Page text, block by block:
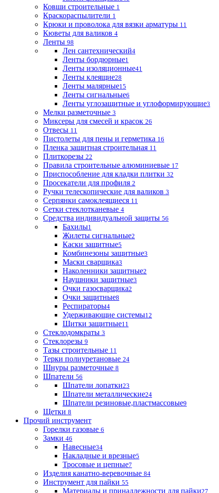
Ковши строительные 1
Краскораспылители 1
Крюки и проволока для вязки арматуры 11
Кюветы для валиков 4
Ленты 98
Лен сантехнический4
Ленты бордюрные1
Ленты изоляционные41
Ленты клеящие28
Ленты малярные15
Ленты сигнальные6
Ленты углозащитные и углоформирующие3
Мелки разметочные 3
Миксеры для смесей и красок 26
Отвесы 11
Пистолеты для пены и герметика 16
Пленка защитная строительная 11
Плиткорезы 22
Правила строительные алюминиевые 17
Приспособление для кладки плитки 32
Просекатели для профиля 2
Ручки телескопические для валиков 3
Серпянки самоклеящиеся 11
Сетки стеклотканевые 4
Средства индивидуальной защиты 56
Бахилы1
Жилеты сигнальные2
Каски защитные5
Комбинезоны защитные3
Маски сварщика3
Наколенники защитные2
Наушники защитные3
Очки газосварщика2
Очки защитные8
Респираторы4
Удерживающие системы12
Щитки защитные11
Стеклодомкраты 3
Стеклорезы 9
Тазы строительные 11
Терки полиуретановые 24
Шнуры разметочные 8
Шпатели 56
Шпатели лопатки23
Шпатели металлические24
Шпатели резиновые,пластмассовые9
Щетки 8
Прочий инструмент
Горелки газовые 6
Замки 46
Навесные34
Накладные и врезные5
Тросовые и цепные7
Изделия канатно-веревочные 84
Инструмент для пайки 55
Материалы и принадлежности для пайки27